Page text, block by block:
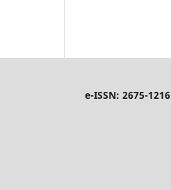
e-ISSN: 2675-1216